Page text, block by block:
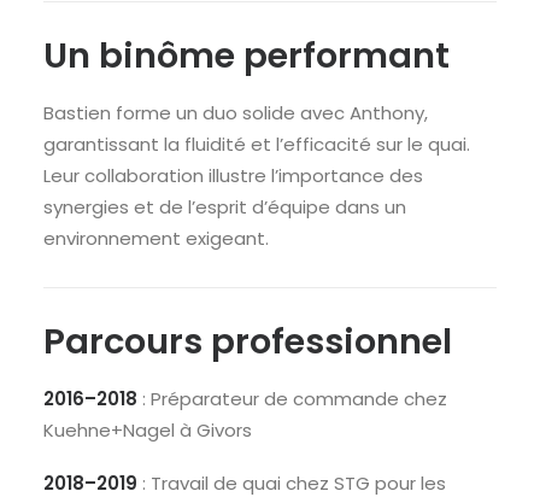
Un binôme performant
Bastien forme un duo solide avec Anthony,
garantissant la fluidité et l’efficacité sur le quai.
Leur collaboration illustre l’importance des
synergies et de l’esprit d’équipe dans un
environnement exigeant.
Parcours professionnel
2016–2018 : Préparateur de commande chez
Kuehne+Nagel à Givors
2018–2019 : Travail de quai chez STG pour les